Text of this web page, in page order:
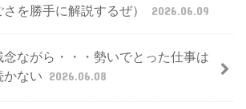
さを勝手に解説するぜ）
2026.06.09
念ながら・・・勢いでとった仕事は
かない 2026.06.08